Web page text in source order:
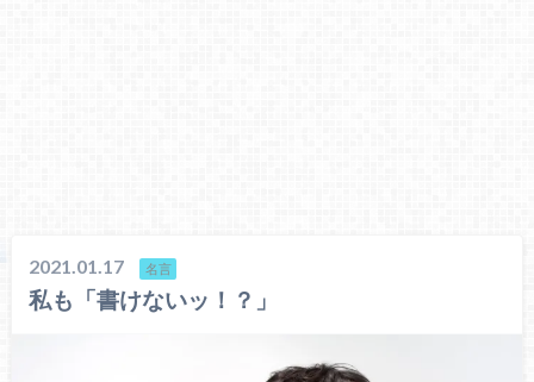
2021.01.17 名言
私も「書けないッ！？」